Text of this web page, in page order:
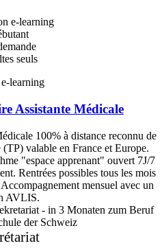
e-learning
seuls
e-learning
Assistante Médicale
100% à distance reconnu de
valable en France et Europe.
"espace apprenant" ouvert 7J/7
Rentrées possibles tous les mois
mensuel avec un
AVLIS.
der Schweiz